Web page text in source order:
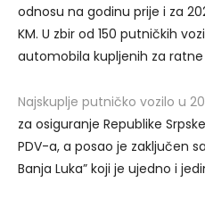
odnosu na godinu prije i za
KM. U zbir od 150 putničkih
automobila kupljenih za
Najskuplje putničko vozilo u
za osiguranje Republike
PDV-a, a posao je zaključen
Banja Luka” koji je ujedno i